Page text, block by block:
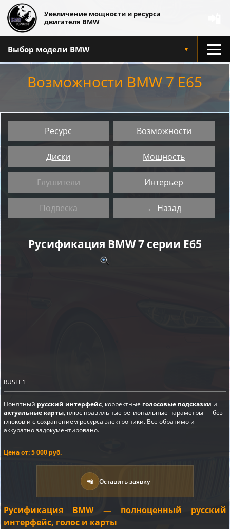
Увеличение мощности и ресурса
двигателя BMW
Выбор модели BMW ▼
Возможности BMW 7 E65
Ресурс Возможности
Диски Мощность
Глушители Интерьер
Подвеска ← Назад
Русификация BMW 7 серии E65
RUSFE1
Понятный русский интерфейс, корректные голосовые подсказки и
актуальные карты, плюс правильные региональные параметры — без
глюков и с сохранением ресурса электроники. Всё обратимо и
аккуратно задокументировано.
Цена от: 5 000 руб.
📲 Оставить заявку
Русификация BMW — полноценный русский
интерфейс, голос и карты